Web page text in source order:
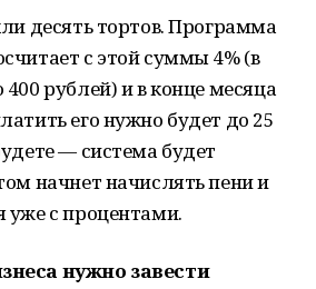
десять тортов. Программа
с этой суммы 4% (в
рублей) и в конце месяца
его нужно будет до 25
— система будет
начнет начислять пени и
уже с процентами.
нужно завести